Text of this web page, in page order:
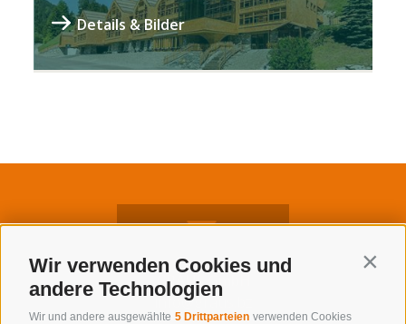
Wir verwenden Cookies und
andere Technologien
Wir und andere ausgewählte 5 Drittparteien verwenden Cookies
Details & Bilder
GRAUS GmbH
info@graus.bz